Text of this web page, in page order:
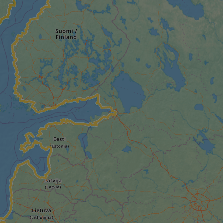
response
traffic is
bots. It is part of
and bots.
make valid
humans and bots.
make valid
use cases after
stickiness
features
by sites
Usually
by the server.
zur
Zwecke zu
Dienst verwendet,
Cookies zu
muss